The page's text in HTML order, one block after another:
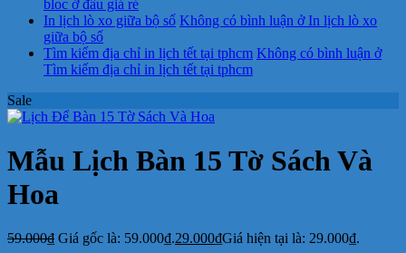
bloc ở đâu giá rẻ
In lịch lò xo giữa bộ số Không có bình luận ở In lịch lò xo
giữa bộ số
Tìm kiếm địa chỉ in lịch tết tại tphcm Không có bình luận ở
Tìm kiếm địa chỉ in lịch tết tại tphcm
Sale
Mẫu Lịch Bàn 15 Tờ Sách Và
Hoa
59.000₫ Giá gốc là: 59.000₫.29.000₫Giá hiện tại là: 29.000₫.